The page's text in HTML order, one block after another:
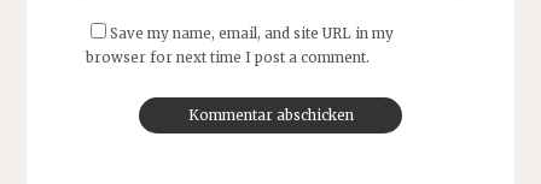
Save my name, email, and site URL in my
browser for next time I post a comment.